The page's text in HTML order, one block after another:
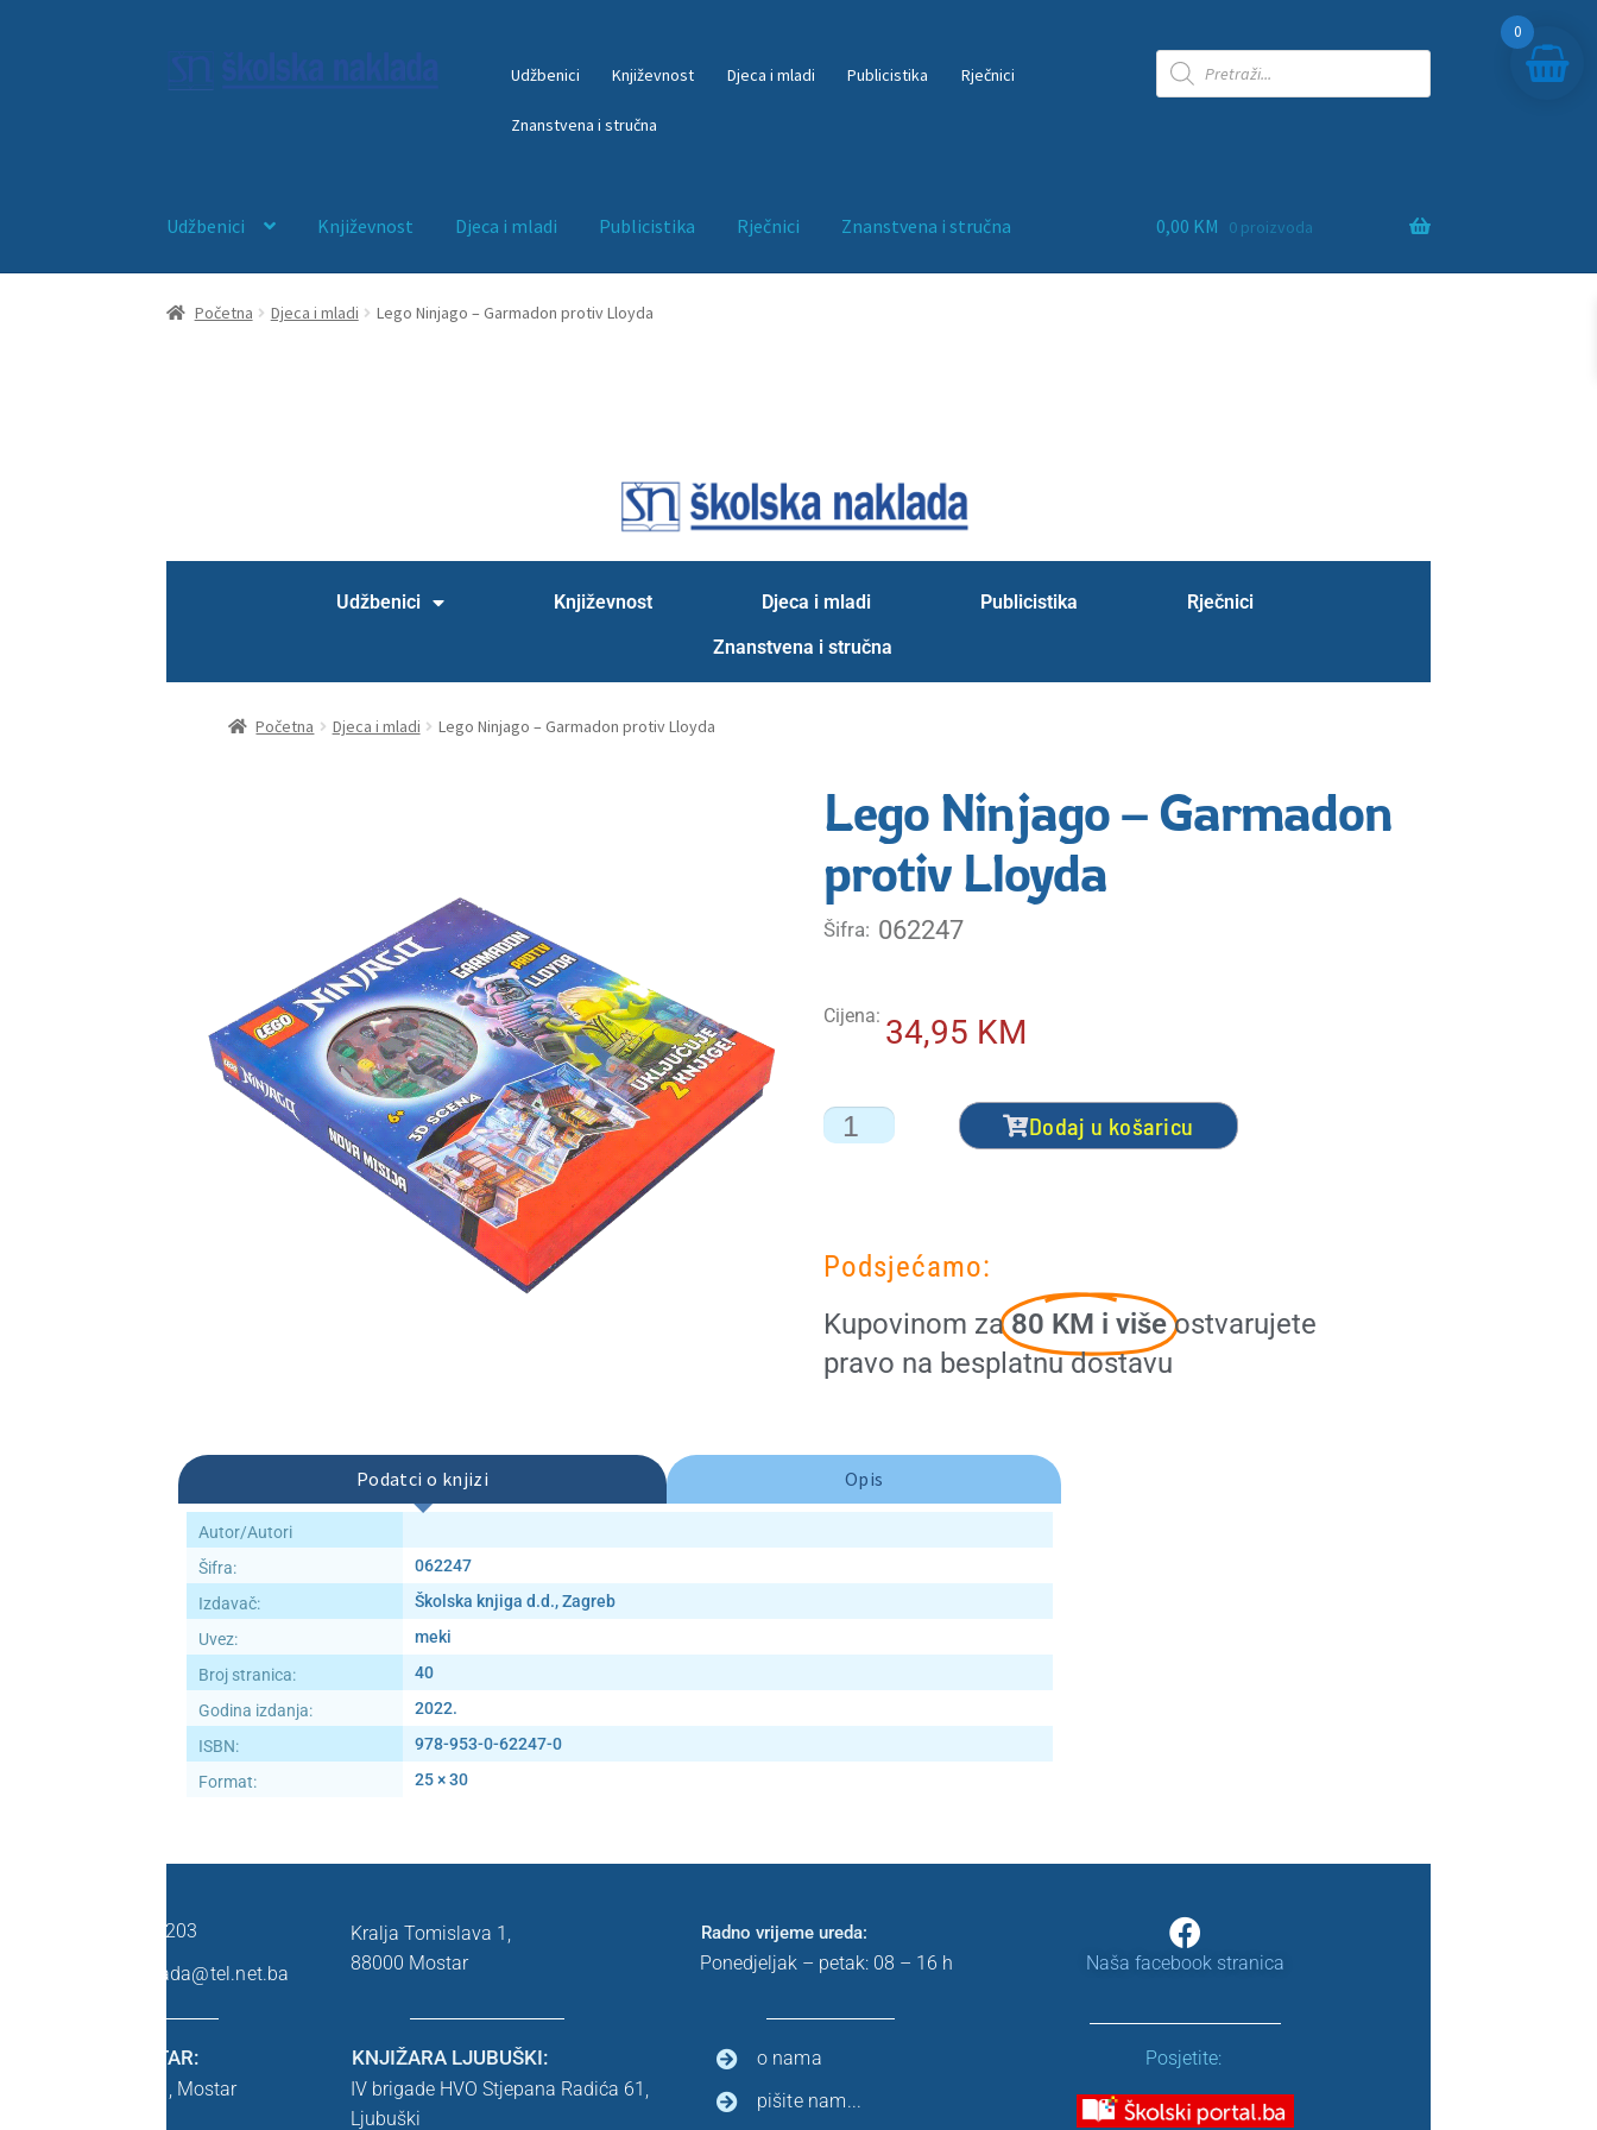
Udžbenici Književnost Djeca i mladi Publicistika Rječnici
Znanstvena i stručna
Udžbenici Književnost Djeca i mladi Publicistika Rječnici Znanstvena i stručna
Početna Anketni list djeca ducan EDUKACIJA Književnost kontakt
Početna origPortalPublicistikaRječniciTrgovina Udžbenici
0,00 KM 0 proizvoda
Početna Djeca i mladi Lego Ninjago – Garmadon protiv Lloyda
Udžbenici Književnost Djeca i mladi Publicistika
Rječnici
Znanstvena i stručna
Početna Djeca i mladi Lego Ninjago – Garmadon protiv Lloyda
Lego Ninjago – Garmadon
protiv Lloyda
Šifra: 062247
Cijena: 34,95 KM
Dodaj u košaricu
Podsjećamo:
Kupovinom za80 KM i više ostvarujete
pravo na besplatnu dostavu
Podatci o knjizi Opis
Autor/Autori
Šifra:
062247
Izdavač:
Školska knjiga d.d., Zagreb
Uvez:
meki
Broj stranica:
40
Godina izdanja:
2022.
ISBN:
978-953-0-62247-0
Format:
25 × 30
+387 36 333 203
skolska.naklada@tel.net.ba
Kralja Tomislava 1,
88000 Mostar
Radno vrijeme ureda:
Ponedjeljak – petak: 08 – 16 h Naša facebook stranica
KNJIŽARA MOSTAR:
Kralja Tomislava 1, Mostar
KNJIŽARA LJUBUŠKI:
IV brigade HVO Stjepana Radića 61,
Ljubuški
o nama
pišite nam...
Posjetite:
0